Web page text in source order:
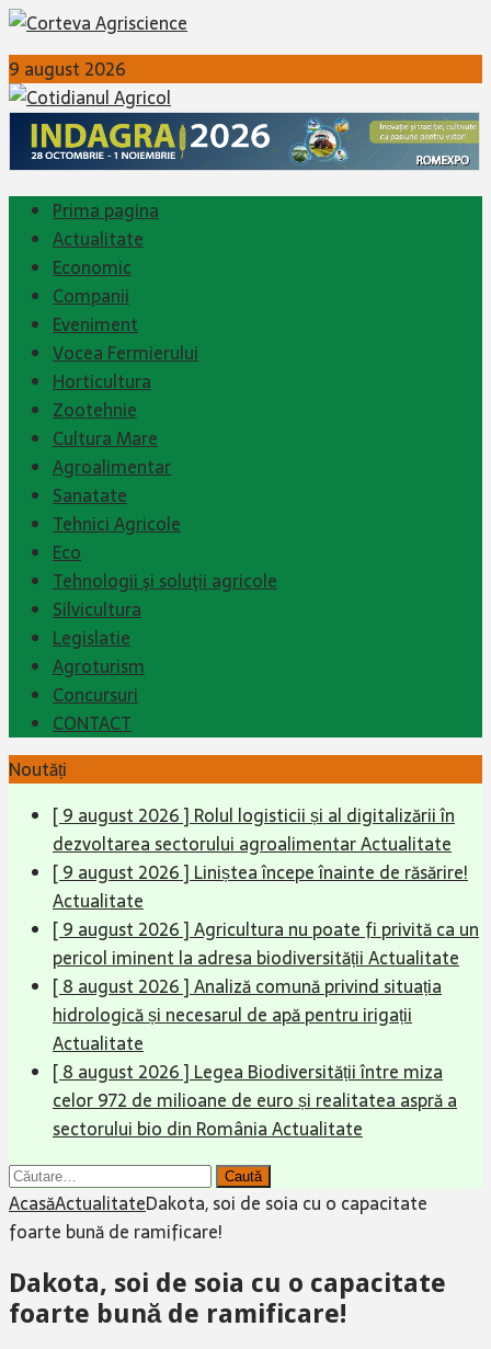
9 august 2026
Prima pagina
Actualitate
Economic
Companii
Eveniment
Vocea Fermierului
Horticultura
Zootehnie
Cultura Mare
Agroalimentar
Sanatate
Tehnici Agricole
Eco
Tehnologii şi soluţii agricole
Silvicultura
Legislatie
Agroturism
Concursuri
CONTACT
Noutăți
[ 9 august 2026 ] Rolul logisticii și al digitalizării în
dezvoltarea sectorului agroalimentarActualitate
[ 9 august 2026 ] Liniștea începe înainte de răsărire!
Actualitate
[ 9 august 2026 ]Agricultura nu poate fi privită ca un
pericol iminent la adresa biodiversitățiiActualitate
[ 8 august 2026 ]Analiză comună privind situația
hidrologică și necesarul de apă pentru irigații
Actualitate
[ 8 august 2026 ] Legea Biodiversității între miza
celor 972 de milioane de euro și realitatea aspră a
sectorului bio din RomâniaActualitate
Caută
după:
AcasăActualitateDakota, soi de soia cu o capacitate
foarte bună de ramificare!
Dakota, soi de soia cu o capacitate
foarte bună de ramificare!